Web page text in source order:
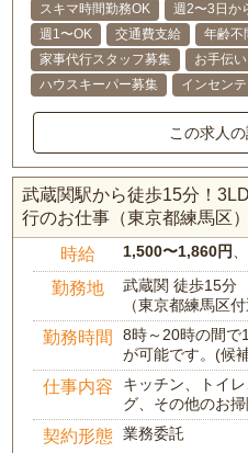
スキマ時間勤務OK 週2〜3日か
週1〜OK
交通費支給 年齢不
家事代行スタッフ募集
お手伝
ハウスキーパー募集
インセン
この求人
武蔵関駅から徒歩15分！
行のお仕事（東京都練馬区）
時給 1,500〜1,860円
勤務地
武蔵関 徒歩15分
（東京都練馬区付
勤務時間
8時～20時の間で
が可能です。(候
仕事内容
キッチン、トイ
グ、その他のお掃
契約形態 業務委託